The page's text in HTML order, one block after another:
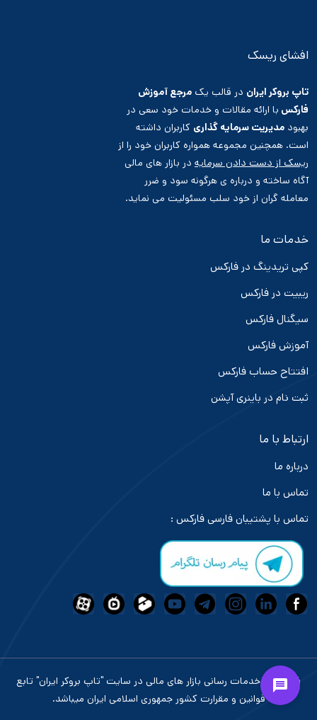
افشای ریسک
تاپ بروکر ایران در قالب یک مرجع آموزش
فارکس با ارائه مقالات و خدمات خود سعی در
بهبود مدیریت سرمایه گذاری کاربران داشته
است. همچنین مجموعه همواره کاربران خود را از
ریسک از دست دادن سرمایه در بازار های مالی
آگاه ساخته و درباره ی هرگونه سود و ضرر
معامله گران از خود سلب مسئولیت می نماید.
خدمات ما
کپی تریدینگ در فارکس
ریبیت در فارکس
سیگنال فارکس
آموزش فارکس
افتتاح حساب فارکس
ثبت نام در باینری آپشن
ارتباط با ما
درباره ما
تماس با ما
تماس با پشتیبان فارسی فارکس :
فعالیت و خدمات رسانی بازار های مالی در سایت "تاپ بروکر ایران" تابع
قوانین و مقرارت کشور جمهوری اسلامی ایران میباشد.